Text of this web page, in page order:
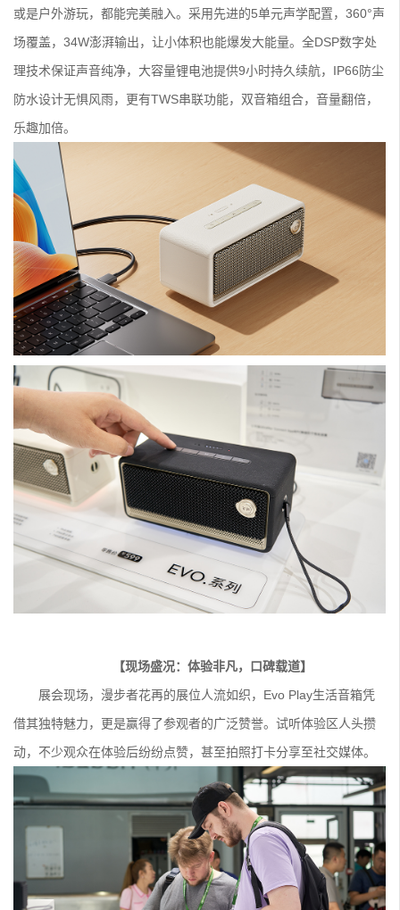
或是户外游玩，都能完美融入。采用先进的5单元声学配置，360°声
场覆盖，34W澎湃输出，让小体积也能爆发大能量。全DSP数字处
理技术保证声音纯净，大容量锂电池提供9小时持久续航，IP66防尘
防水设计无惧风雨，更有TWS串联功能，双音箱组合，音量翻倍，
乐趣加倍。
【现场盛况：体验非凡，口碑载道】
展会现场，漫步者花再的展位人流如织，Evo Play生活音箱凭
借其独特魅力，更是赢得了参观者的广泛赞誉。试听体验区人头攒
动，不少观众在体验后纷纷点赞，甚至拍照打卡分享至社交媒体。